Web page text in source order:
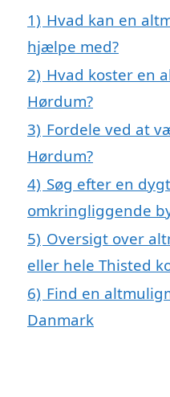
1) Hvad kan en
hjælpe med?
2) Hvad koster en
Hørdum?
3) Fordele ved at
Hørdum?
4) Søg efter en
omkringliggende
5) Oversigt over
eller hele Thisted
6) Find en
Danmark